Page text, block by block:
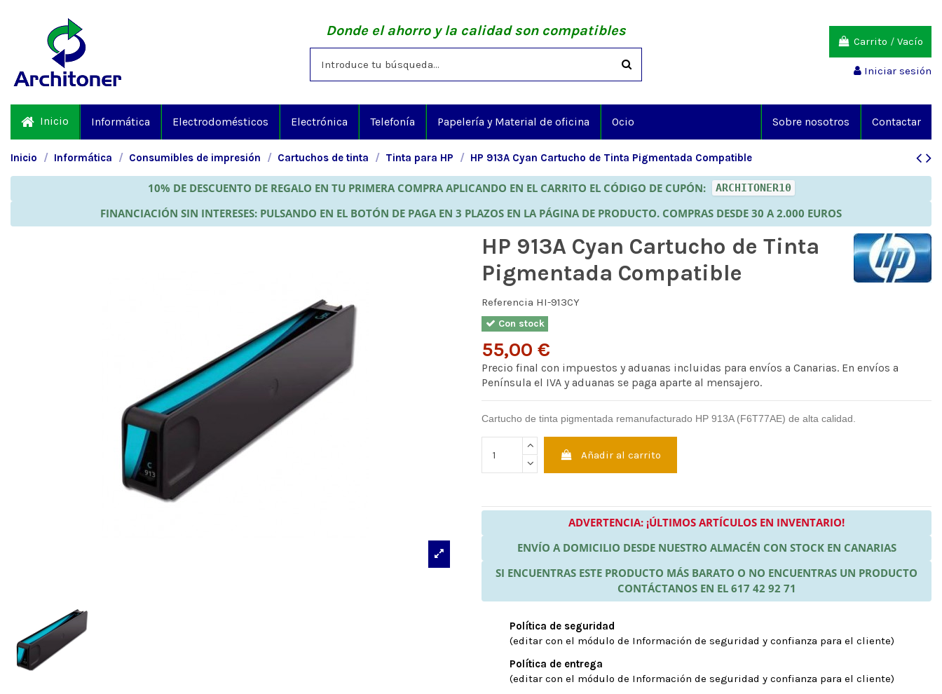
Donde el ahorro y la calidad son compatibles
Carrito / Vacío
Iniciar sesión
Inicio Informática Electrodomésticos Electrónica Telefonía Papelería y Material de oficina Ocio Contactar
Sobre nosotros
Inicio Informática Consumibles de impresión Cartuchos de tinta Tinta para HP HP 913A Cyan Cartucho de Tinta Pigmentada Compatible
10% DE DESCUENTO DE REGALO EN TU PRIMERA COMPRA APLICANDO EN EL CARRITO EL CÓDIGO DE CUPÓN: ARCHITONER10
FINANCIACIÓN SIN INTERESES: PULSANDO EN EL BOTÓN DE PAGA EN 3 PLAZOS EN LA PÁGINA DE PRODUCTO. COMPRAS DESDE 30 A 2.000 EUROS
HP 913A Cyan Cartucho de Tinta
Pigmentada Compatible
Referencia HI-913CY
Con stock
55,00 €
Precio final con impuestos y aduanas incluidas para envíos a Canarias. En envíos a
Península el IVA y aduanas se paga aparte al mensajero.
Cartucho de tinta pigmentada remanufacturado HP 913A (F6T77AE) de alta calidad.
Añadir al carrito
ADVERTENCIA: ¡ÚLTIMOS ARTÍCULOS EN INVENTARIO!
ENVÍO A DOMICILIO DESDE NUESTRO ALMACÉN CON STOCK EN CANARIAS
SI ENCUENTRAS ESTE PRODUCTO MÁS BARATO O NO ENCUENTRAS UN PRODUCTO
CONTÁCTANOS EN EL 617 42 92 71
Política de seguridad
(editar con el módulo de Información de seguridad y confianza para el cliente)
Política de entrega
(editar con el módulo de Información de seguridad y confianza para el cliente)